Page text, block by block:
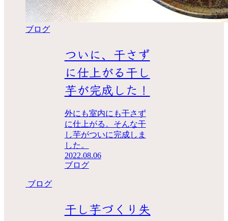
ブログ
ついに、干さず
に仕上がる干し
芋が完成した！
外にも室内にも干さず
に仕上がる。そんな干
し芋がついに完成しま
した。
2022.08.06
ブログ
ブログ
干し芋づくり失